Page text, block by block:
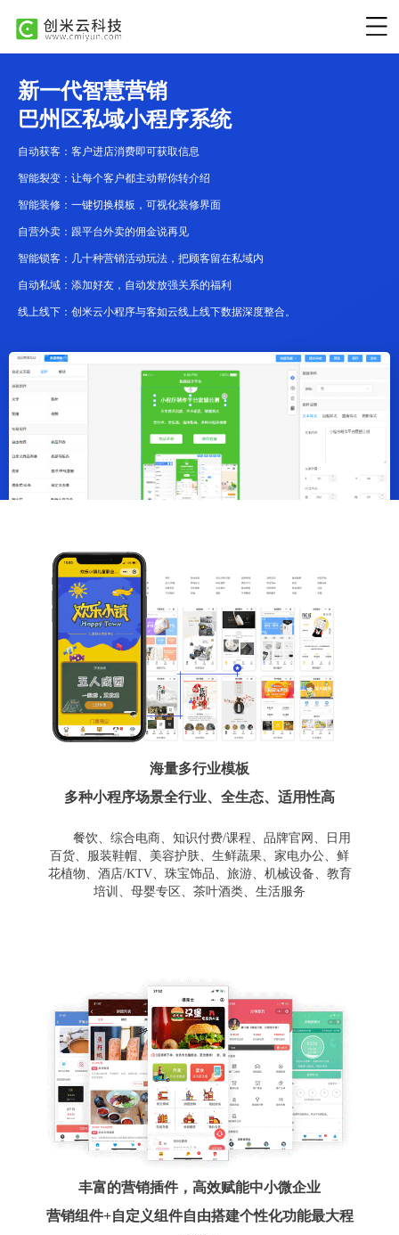
新一代智慧营销
巴州区私域小程序系统
自动获客：客户进店消费即可获取信息
智能裂变：让每个客户都主动帮你转介绍
智能装修：一键切换模板，可视化装修界面
自营外卖：跟平台外卖的佣金说再见
智能锁客：几十种营销活动玩法，把顾客留在私域内
自动私域：添加好友，自动发放强关系的福利
线上线下：创米云小程序与客如云线上线下数据深度整合。
海量多行业模板
多种小程序场景全行业、全生态、适用性高
餐饮、综合电商、知识付费/课程、品牌官网、日用
百货、服装鞋帽、美容护肤、生鲜蔬果、家电办公、鲜
花植物、酒店/KTV、珠宝饰品、旅游、机械设备、教育
培训、母婴专区、茶叶酒类、生活服务
丰富的营销插件，高效赋能中小微企业
营销组件+自定义组件自由搭建个性化功能最大程